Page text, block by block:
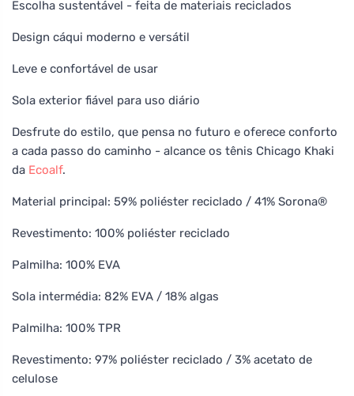
Escolha sustentável - feita de materiais reciclados
Design cáqui moderno e versátil
Leve e confortável de usar
Sola exterior fiável para uso diário
Desfrute do estilo, que pensa no futuro e oferece conforto
a cada passo do caminho - alcance os tênis Chicago Khaki
da Ecoalf.
Material principal: 59% poliéster reciclado / 41% Sorona®
Revestimento: 100% poliéster reciclado
Palmilha: 100% EVA
Sola intermédia: 82% EVA / 18% algas
Palmilha: 100% TPR
Revestimento: 97% poliéster reciclado / 3% acetato de
celulose